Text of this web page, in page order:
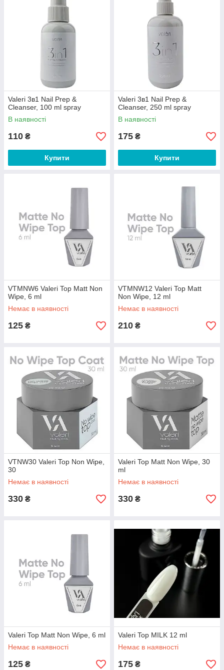
Valeri 3в1 Nail Prep &
Cleanser, 100 ml spray
В наявності
110 ₴
Купити
Valeri 3в1 Nail Prep &
Cleanser, 250 ml spray
В наявності
175 ₴
Купити
VTMNW6 Valeri Top Matt Non
Wipe, 6 ml
Немає в наявності
125 ₴
VTMNW12 Valeri Top Matt
Non Wipe, 12 ml
Немає в наявності
210 ₴
VTNW30 Valeri Top Non Wipe,
30
Немає в наявності
330 ₴
Valeri Top Matt Non Wipe, 30
ml
Немає в наявності
330 ₴
Valeri Top Matt Non Wipe, 6 ml
Немає в наявності
125 ₴
Valeri Top MILK 12 ml
Немає в наявності
175 ₴